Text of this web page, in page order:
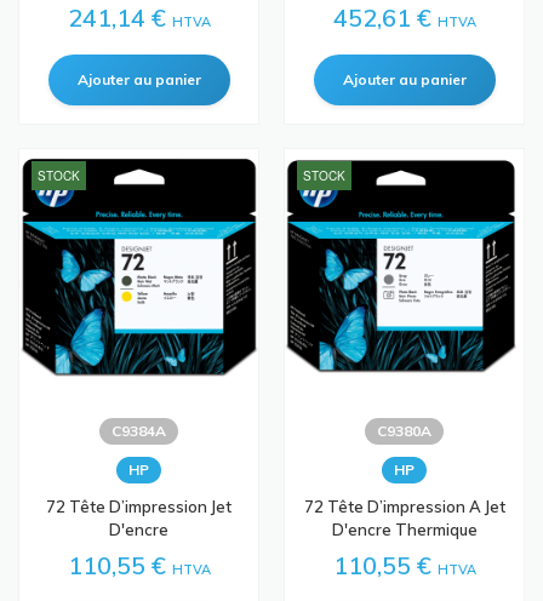
241,14 € HTVA 452,61 € HTVA
STOCK
C9384A
HP
72 Tête D’impression Jet
D'encre
110,55 € HTVA
STOCK
C9380A
HP
72 Tête D’impression A Jet
D'encre Thermique
110,55 € HTVA